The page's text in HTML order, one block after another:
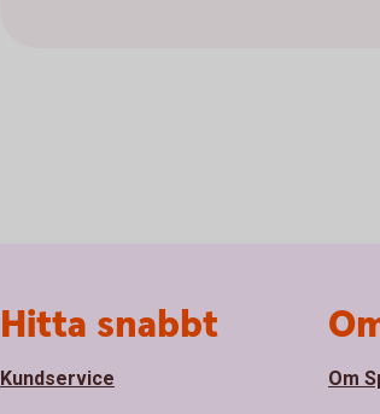
Hitta snabbt
Kundservice Om